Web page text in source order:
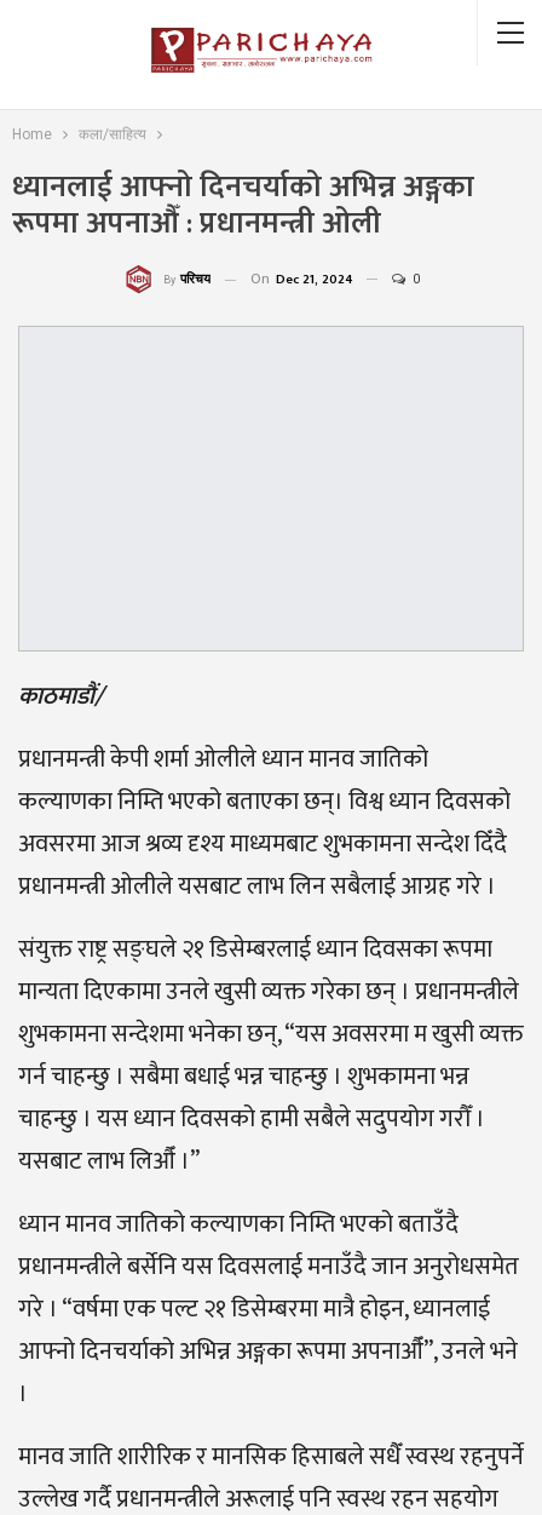
Home कला/साहित्य
ध्यानलाई आफ्नो दिनचर्याको अभिन्न अङ्गका
रूपमा अपनाऔँ : प्रधानमन्त्री ओली
By परिचय On Dec 21, 2024 0
काठमाडौं/
प्रधानमन्त्री केपी शर्मा ओलीले ध्यान मानव जातिको
कल्याणका निम्ति भएको बताएका छन्। विश्व ध्यान दिवसको
अवसरमा आज श्रव्य दृश्य माध्यमबाट शुभकामना सन्देश दिँदै
प्रधानमन्त्री ओलीले यसबाट लाभ लिन सबैलाई आग्रह गरे ।
संयुक्त राष्ट्र सङ्घले २१ डिसेम्बरलाई ध्यान दिवसका रूपमा
मान्यता दिएकामा उनले खुसी व्यक्त गरेका छन् । प्रधानमन्त्रीले
शुभकामना सन्देशमा भनेका छन्, “यस अवसरमा म खुसी व्यक्त
गर्न चाहन्छु । सबैमा बधाई भन्न चाहन्छु । शुभकामना भन्न
चाहन्छु । यस ध्यान दिवसको हामी सबैले सदुपयोग गरौँ ।
यसबाट लाभ लिऔँ ।”
ध्यान मानव जातिको कल्याणका निम्ति भएको बताउँदै
प्रधानमन्त्रीले बर्सेनि यस दिवसलाई मनाउँदै जान अनुरोधसमेत
गरे । “वर्षमा एक पल्ट २१ डिसेम्बरमा मात्रै होइन, ध्यानलाई
आफ्नो दिनचर्याको अभिन्न अङ्गका रूपमा अपनाऔँ”, उनले भने
।
मानव जाति शारीरिक र मानसिक हिसाबले सधैँ स्वस्थ रहनुपर्ने
उल्लेख गर्दै प्रधानमन्त्रीले अरूलाई पनि स्वस्थ रहन सहयोग